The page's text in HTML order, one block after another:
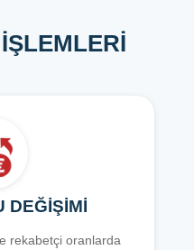
DEĞİŞİMİ
rekabetçi oranlarda